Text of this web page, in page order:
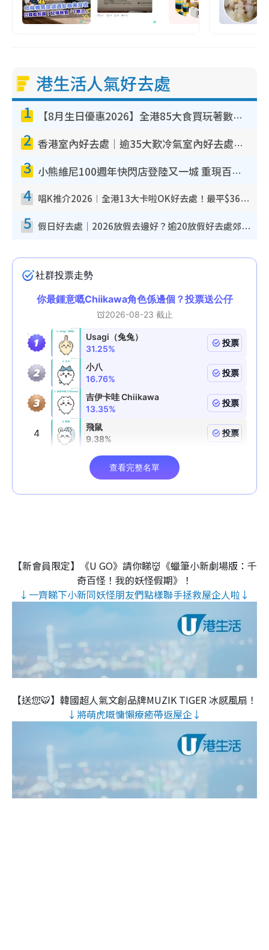
港生活人氣好去處
1 【8月生日優惠2026】全港85大食買玩著數攻略 自助餐/火鍋放題同行免費＋誠品/DONKI送現金券
2 香港室內好去處｜逾35大歎冷氣室內好去處推介 室內活動免費避雨無懼落雨
3 小熊維尼100週年快閃店登陸又一城 重現百畝森林經典場景／獨家限定盲盒登場／專屬DIY香水
4 唱K推介2026︱全港13大卡啦OK好去處！最平$36起 日文K都有！(附地址+收費詳情)
5 假日好去處｜2026放假去邊好？逾20放假好去處郊外/秘景 休閒半日或一日遊
【新會員限定】《U GO》請你睇👹《蠟筆小新劇場版：千
奇百怪！我的妖怪假期》！
↓一齊睇下小新同妖怪朋友們點樣聯手拯救屋企人啦↓
【送您🐯】韓國超人氣文創品牌MUZIK TIGER 冰感風扇！
↓將萌虎嘅慵懶療癒帶返屋企↓